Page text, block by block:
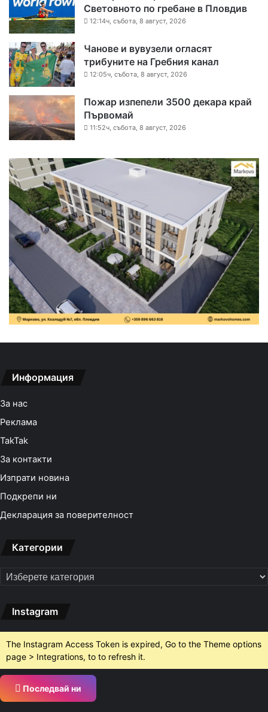
Световното по гребане в Пловдив
12:14ч, събота, 8 август, 2026
Чанове и вувузели огласят
трибуните на Гребния канал
12:05ч, събота, 8 август, 2026
Пожар изпепели 3500 декара край
Първомай
11:52ч, събота, 8 август, 2026
Информация
За нас
Реклама
TakTak
За контакти
Изпрати новина
Подкрепи ни
Декларация за поверителност
Категории
Категории
Instagram
The Instagram Access Token is expired, Go to the Theme options
page > Integrations, to to refresh it.
Последвай ни